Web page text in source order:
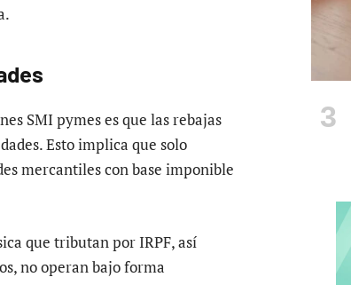
SMI pymes es que las rebajas
Esto implica que solo
mercantiles con base imponible
que tributan por IRPF, así
no operan bajo forma